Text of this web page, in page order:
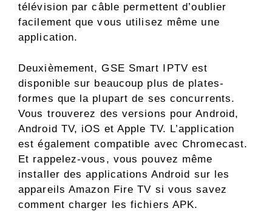
télévision par câble permettent d’oublier
facilement que vous utilisez même une
application.
Deuxièmement, GSE Smart IPTV est
disponible sur beaucoup plus de plates-
formes que la plupart de ses concurrents.
Vous trouverez des versions pour Android,
Android TV, iOS et Apple TV. L’application
est également compatible avec Chromecast.
Et rappelez-vous, vous pouvez même
installer des applications Android sur les
appareils Amazon Fire TV si vous savez
comment charger les fichiers APK.